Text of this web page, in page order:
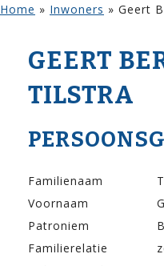
Home » Inwoners » Geert
GEERT
TILSTRA
Familienaam
Voornaam
Patroniem
Familierelatie